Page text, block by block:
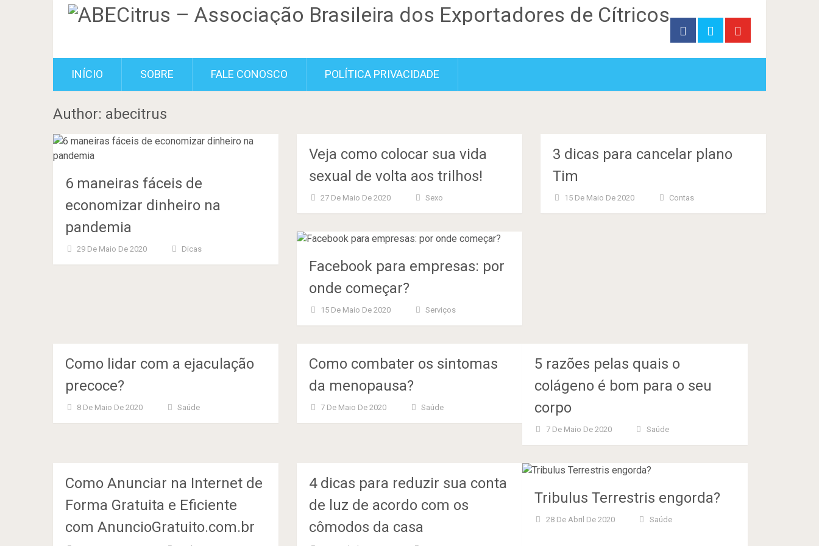
INÍCIO SOBRE FALE CONOSCO POLÍTICA PRIVACIDADE
Author: abecitrus
6 maneiras fáceis de
economizar dinheiro na
pandemia
29 De Maio De 2020 Dicas
Veja como colocar sua vida
sexual de volta aos trilhos!
27 De Maio De 2020 Sexo
3 dicas para cancelar plano
Tim
15 De Maio De 2020 Contas
Facebook para empresas: por
onde começar?
15 De Maio De 2020 Serviços
Como lidar com a ejaculação
precoce?
8 De Maio De 2020 Saúde
Como combater os sintomas
da menopausa?
7 De Maio De 2020 Saúde
5 razões pelas quais o
colágeno é bom para o seu
corpo
7 De Maio De 2020 Saúde
Como Anunciar na Internet de
Forma Gratuita e Eficiente
com AnuncioGratuito.com.br
4 dicas para reduzir sua conta
de luz de acordo com os
cômodos da casa
Tribulus Terrestris engorda?
28 De Abril De 2020 Saúde